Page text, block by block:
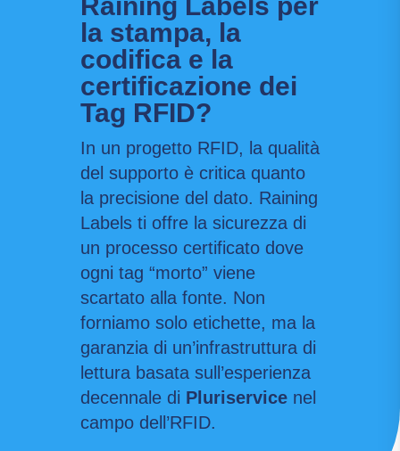
Raining Labels per
la stampa, la
codifica e la
certificazione dei
Tag RFID?
In un progetto RFID, la qualità
del supporto è critica quanto
la precisione del dato. Raining
Labels ti offre la sicurezza di
un processo certificato dove
ogni tag “morto” viene
scartato alla fonte. Non
forniamo solo etichette, ma la
garanzia di un’infrastruttura di
lettura basata sull’esperienza
decennale di Pluriservicenel
campo dell’RFID.